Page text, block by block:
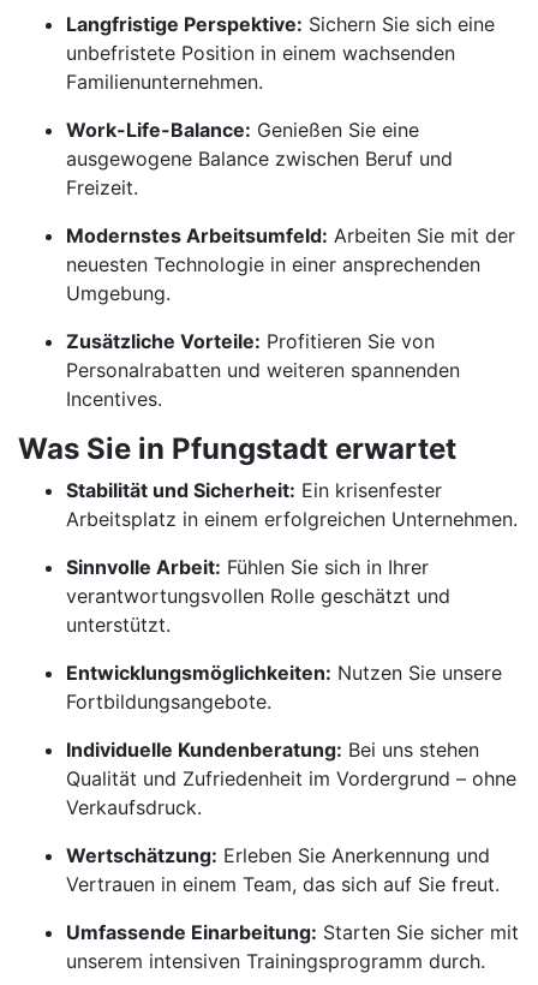
Langfristige Perspektive: Sichern Sie sich eine
unbefristete Position in einem wachsenden
Familienunternehmen.
Work-Life-Balance: Genießen Sie eine
ausgewogene Balance zwischen Beruf und
Freizeit.
Modernstes Arbeitsumfeld: Arbeiten Sie mit der
neuesten Technologie in einer ansprechenden
Umgebung.
Zusätzliche Vorteile: Profitieren Sie von
Personalrabatten und weiteren spannenden
Incentives.
Was Sie in Pfungstadt erwartet
Stabilität und Sicherheit: Ein krisenfester
Arbeitsplatz in einem erfolgreichen Unternehmen.
Sinnvolle Arbeit: Fühlen Sie sich in Ihrer
verantwortungsvollen Rolle geschätzt und
unterstützt.
Entwicklungsmöglichkeiten: Nutzen Sie unsere
Fortbildungsangebote.
Individuelle Kundenberatung: Bei uns stehen
Qualität und Zufriedenheit im Vordergrund – ohne
Verkaufsdruck.
Wertschätzung: Erleben Sie Anerkennung und
Vertrauen in einem Team, das sich auf Sie freut.
Umfassende Einarbeitung: Starten Sie sicher mit
unserem intensiven Trainingsprogramm durch.